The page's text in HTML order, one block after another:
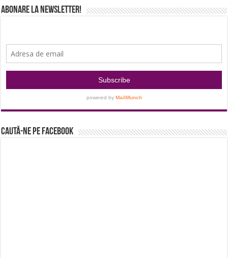
Abonare la newsletter!
Caută-ne pe Facebook